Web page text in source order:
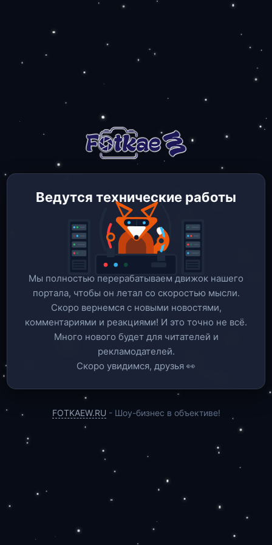
Ведутся технические работы
Мы полностью перерабатываем движок нашего
портала, чтобы он летал со скоростью мысли.
Скоро вернемся c новыми новостями,
комментариями и реакциями! И это точно не всё.
Много нового будет для читателей и
рекламодателей.
Скоро увидимся, друзья 👀
FOTKAEW.RU - Шоу-бизнес в объективе!